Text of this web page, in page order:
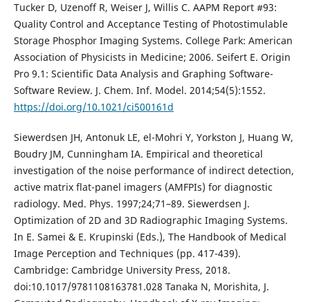
Tucker D, Uzenoff R, Weiser J, Willis C. AAPM Report #93:
Quality Control and Acceptance Testing of Photostimulable
Storage Phosphor Imaging Systems. College Park: American
Association of Physicists in Medicine; 2006. Seifert E. Origin
Pro 9.1: Scientific Data Analysis and Graphing Software-
Software Review. J. Chem. Inf. Model. 2014;54(5):1552.
https://doi.org/10.1021/ci500161d
Siewerdsen JH, Antonuk LE, el-Mohri Y, Yorkston J, Huang W,
Boudry JM, Cunningham IA. Empirical and theoretical
investigation of the noise performance of indirect detection,
active matrix flat-panel imagers (AMFPIs) for diagnostic
radiology. Med. Phys. 1997;24;71–89. Siewerdsen J.
Optimization of 2D and 3D Radiographic Imaging Systems.
In E. Samei & E. Krupinski (Eds.), The Handbook of Medical
Image Perception and Techniques (pp. 417-439).
Cambridge: Cambridge University Press, 2018.
doi:10.1017/9781108163781.028 Tanaka N, Morishita, J.